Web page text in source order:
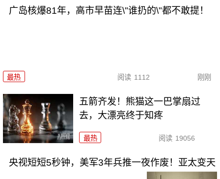
广岛核爆81年，高市早苗连\"谁扔的\"都不敢提！
最热 阅读 1112 刚刚
五箭齐发！熊猫这一巴掌扇过
去，大漂亮终于知疼
最热 阅读 19056
央视短短5秒钟，美军3年兵推一夜作废！亚太变天